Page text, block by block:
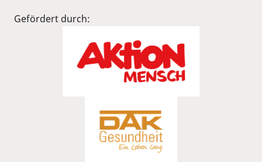
Gefördert durch: